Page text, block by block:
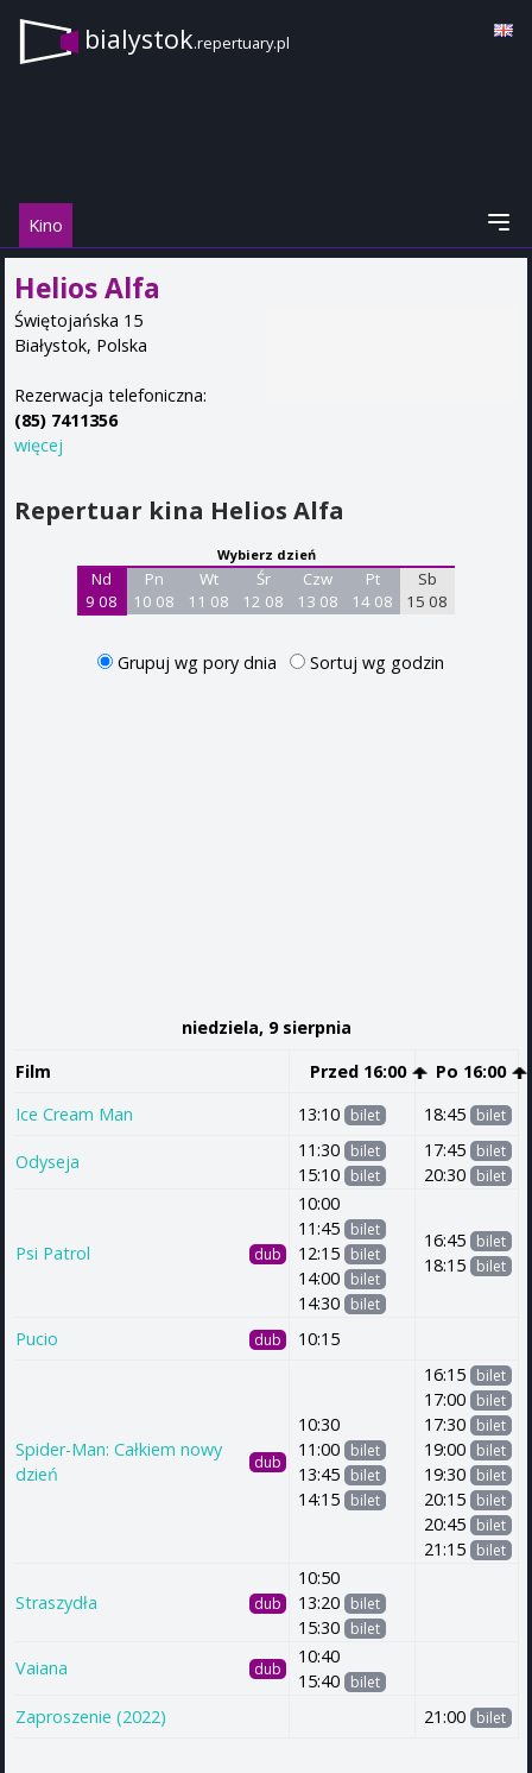
bialystok.repertuary.pl
Kino
Helios Alfa
Świętojańska 15
Białystok, Polska
Rezerwacja telefoniczna:
(85) 7411356
więcej
Repertuar kina Helios Alfa
Wybierz dzień
Nd
9 08
Pn
10 08
Wt
11 08
Śr
12 08
Czw
13 08
Pt
14 08
Sb
15 08
Grupuj wg pory dnia Sortuj wg godzin
niedziela, 9 sierpnia
Film
Przed 16:00
Po 16:00
Ice Cream Man
13:10 bilet 18:45 bilet
Odyseja
11:30 bilet
15:10 bilet
17:45 bilet
20:30 bilet
Psi Patrol dub
10:00
11:45 bilet
12:15 bilet
14:00 bilet
14:30 bilet
16:45 bilet
18:15 bilet
Pucio dub 10:15
Spider-Man: Całkiem nowy
dzień
dub
10:30
11:00 bilet
13:45 bilet
14:15 bilet
16:15 bilet
17:00 bilet
17:30 bilet
19:00 bilet
19:30 bilet
20:15 bilet
20:45 bilet
21:15 bilet
Straszydła dub
10:50
13:20 bilet
15:30 bilet
Vaiana dub
10:40
15:40 bilet
Zaproszenie (2022) 21:00 bilet